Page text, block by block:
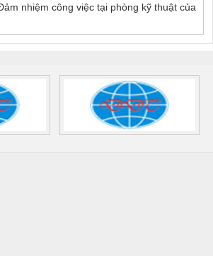
nhiệm công việc tại phòng kỹ thuật của